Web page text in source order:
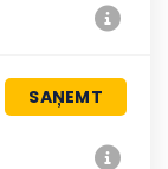
SAŅEMT